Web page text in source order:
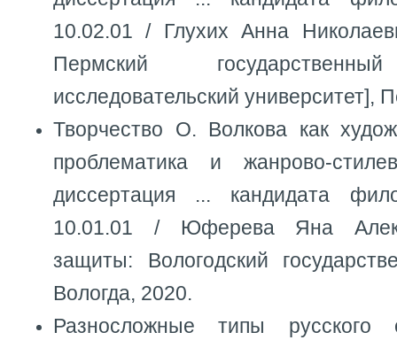
10.02.01 / Глухих Анна
Пермский
исследовательский университет],
Творчество О. Волкова как
проблематика и жанрово-
диссертация ... кандидата
10.01.01 / Юферева Яна
защиты: Вологодский
Вологда, 2020.
Разносложные типы